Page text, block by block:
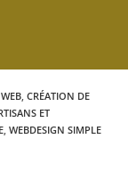
, CRÉATION DE
ET
, WEBDESIGN SIMPLE